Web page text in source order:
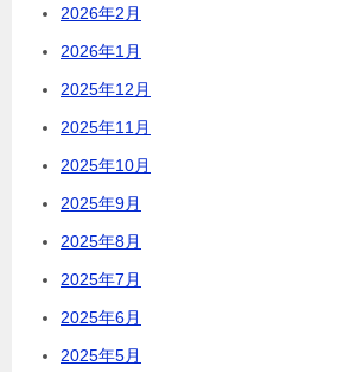
2026年2月
2026年1月
2025年12月
2025年11月
2025年10月
2025年9月
2025年8月
2025年7月
2025年6月
2025年5月